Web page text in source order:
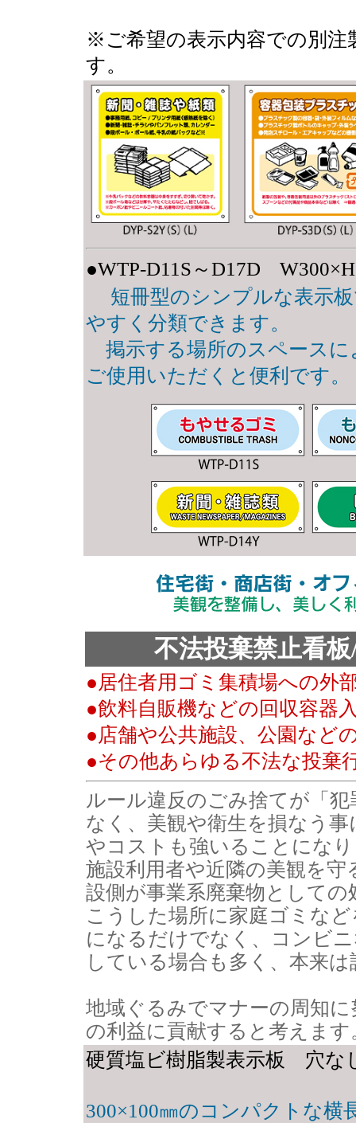
※ご希望の表示内容での別注
す。
●WTP-D11S～D17D
短冊型のシンプルな表示
やすく分類できます。
掲示する場所のスペースに
ご使用いただくと便利です。
不法投棄禁止看
●居住者用ゴミ集積場への外
●飲料自販機などの回収容器
●店舗や公共施設、公園など
●その他あらゆる不法な投棄
ルール違反のごみ捨てが「
なく、美観や衛生を損なう
やコストも強いることにな
施設利用者や近隣の美観を
設側が事業系廃棄物として
こうした場所に家庭ゴミな
になるだけでなく、コンビ
している場合も多く、本来
地域ぐるみでマナーの周知
の利益に貢献すると考えます
硬質塩ビ樹脂製表示板 穴な
300×100㎜のコンパクトな